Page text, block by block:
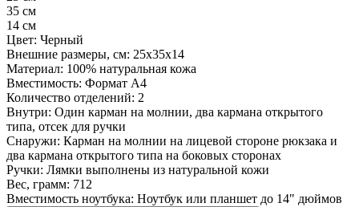
35 см
14 см
Цвет: Черный
Внешние размеры, см: 25х35х14
Материал: 100% натуральная кожа
Вместимость: Формат А4
Количество отделений: 2
Внутри: Один карман на молнии, два кармана открытого
типа, отсек для ручки
Снаружи: Карман на молнии на лицевой стороне рюкзака и
два кармана открытого типа на боковых сторонах
Ручки: Лямки выполнены из натуральной кожи
Вес, грамм: 712
Вместимость ноутбука: Ноутбук или планшет до 14" дюймов